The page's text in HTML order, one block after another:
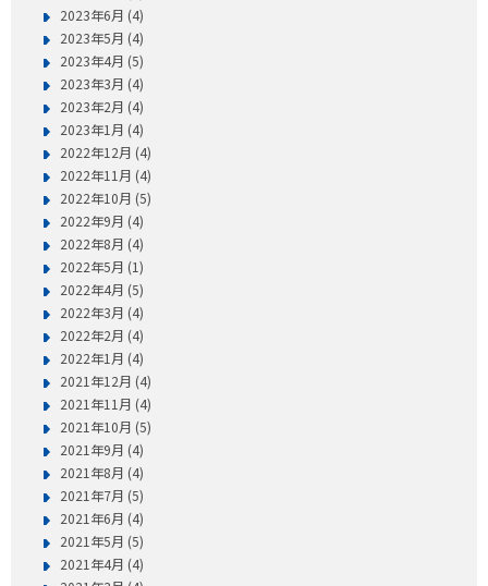
2023年6月 (4)
2023年5月 (4)
2023年4月 (5)
2023年3月 (4)
2023年2月 (4)
2023年1月 (4)
2022年12月 (4)
2022年11月 (4)
2022年10月 (5)
2022年9月 (4)
2022年8月 (4)
2022年5月 (1)
2022年4月 (5)
2022年3月 (4)
2022年2月 (4)
2022年1月 (4)
2021年12月 (4)
2021年11月 (4)
2021年10月 (5)
2021年9月 (4)
2021年8月 (4)
2021年7月 (5)
2021年6月 (4)
2021年5月 (5)
2021年4月 (4)